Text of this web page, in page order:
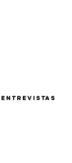
Entrevistas